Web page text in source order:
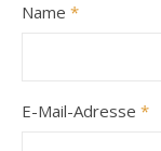
Name *
E-Mail-Adresse *